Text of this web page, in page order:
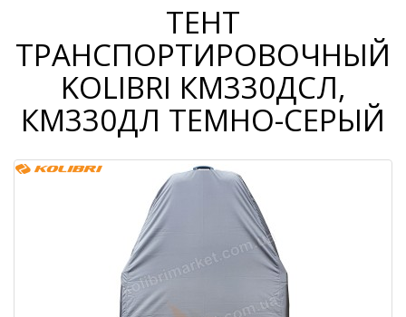
ТЕНТ
ТРАНСПОРТИРОВОЧНЫЙ
KOLIBRI КМ330ДСЛ,
КМ330ДЛ ТЕМНО-СЕРЫЙ